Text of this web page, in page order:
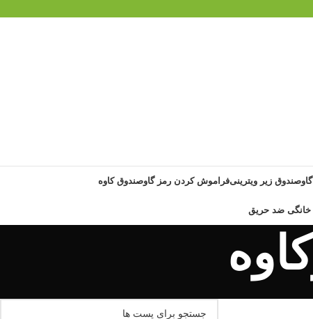
گاوصندوق زیر ویترینیفراموش کردن رمز گاوصندوق کاوه